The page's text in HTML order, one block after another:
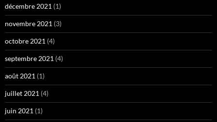
décembre 2021 (1)
novembre 2021 (3)
octobre 2021 (4)
septembre 2021 (4)
août 2021 (1)
juillet 2021 (4)
juin 2021 (1)